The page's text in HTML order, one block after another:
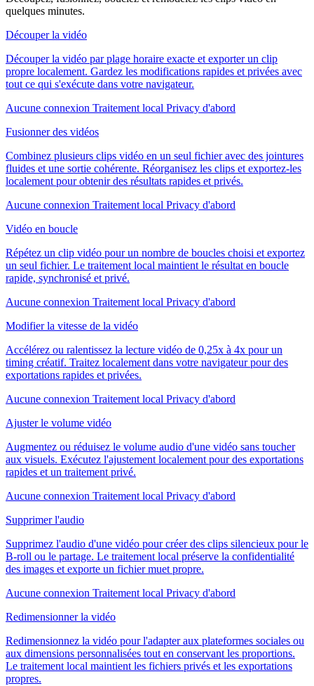
quelques minutes.
Découper la vidéo
Découper la vidéo par plage horaire exacte et exporter un clip
propre localement. Gardez les modifications rapides et privées avec
tout ce qui s'exécute dans votre navigateur.
Aucune connexion Traitement local Privacy d'abord
Fusionner des vidéos
Combinez plusieurs clips vidéo en un seul fichier avec des jointures
fluides et une sortie cohérente. Réorganisez les clips et exportez-les
localement pour obtenir des résultats rapides et privés.
Aucune connexion Traitement local Privacy d'abord
Vidéo en boucle
Répétez un clip vidéo pour un nombre de boucles choisi et exportez
un seul fichier. Le traitement local maintient le résultat en boucle
rapide, synchronisé et privé.
Aucune connexion Traitement local Privacy d'abord
Modifier la vitesse de la vidéo
Accélérez ou ralentissez la lecture vidéo de 0,25x à 4x pour un
timing créatif. Traitez localement dans votre navigateur pour des
exportations rapides et privées.
Aucune connexion Traitement local Privacy d'abord
Ajuster le volume vidéo
Augmentez ou réduisez le volume audio d'une vidéo sans toucher
aux visuels. Exécutez l'ajustement localement pour des exportations
rapides et un traitement privé.
Aucune connexion Traitement local Privacy d'abord
Supprimer l'audio
Supprimez l'audio d'une vidéo pour créer des clips silencieux pour le
B-roll ou le partage. Le traitement local préserve la confidentialité
des images et exporte un fichier muet propre.
Aucune connexion Traitement local Privacy d'abord
Redimensionner la vidéo
Redimensionnez la vidéo pour l'adapter aux plateformes sociales ou
aux dimensions personnalisées tout en conservant les proportions.
Le traitement local maintient les fichiers privés et les exportations
propres.